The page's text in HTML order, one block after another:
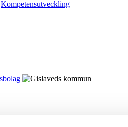
Kompetensutveckling